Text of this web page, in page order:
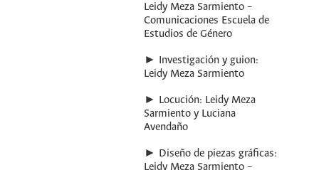
Leidy Meza Sarmiento –
Comunicaciones Escuela de
Estudios de Género
► Investigación y guion:
Leidy Meza Sarmiento
► Locución: Leidy Meza
Sarmiento y Luciana
Avendaño
► Diseño de piezas gráficas:
Leidy Meza Sarmiento –